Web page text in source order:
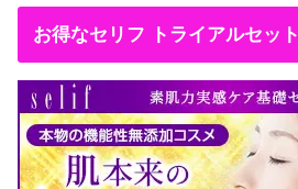
お得なセリフ トライアルセット